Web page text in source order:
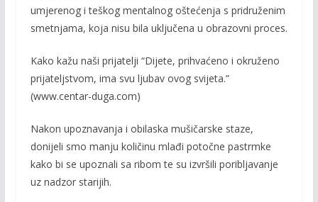
umjerenog i teškog mentalnog oštećenja s pridruženim
smetnjama, koja nisu bila uključena u obrazovni proces.
Kako kažu naši prijatelji “Dijete, prihvaćeno i okruženo
prijateljstvom, ima svu ljubav ovog svijeta.”
(www.centar-duga.com)
Nakon upoznavanja i obilaska mušičarske staze,
donijeli smo manju količinu mlađi potočne pastrmke
kako bi se upoznali sa ribom te su izvršili poribljavanje
uz nadzor starijih.